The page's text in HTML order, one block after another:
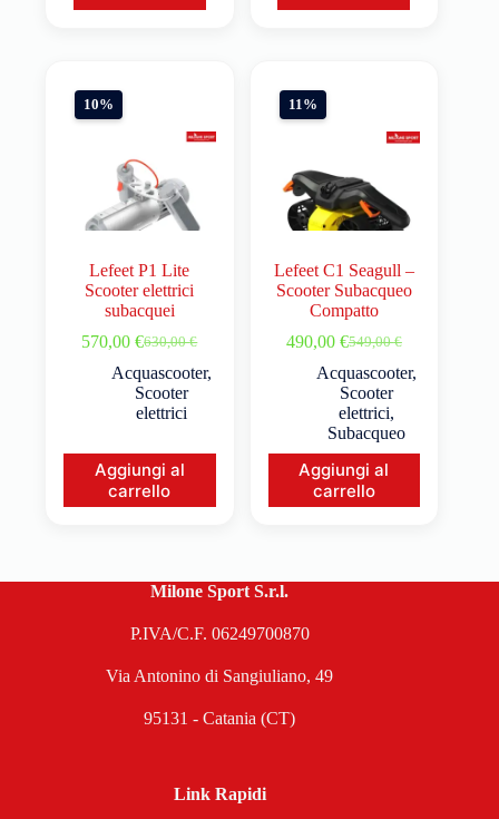
10%
Lefeet P1 Lite
Scooter elettrici
subacquei
630,00€
570,00€
Acquascooter,
Scooter
elettrici
Aggiungi al
carrello
11%
Lefeet C1 Seagull –
Scooter Subacqueo
Compatto
549,00€
490,00 €
Acquascooter,
Scooter
elettrici,
Subacqueo
Aggiungi al
carrello
Milone Sport S.r.l.
P.IVA/C.F. 06249700870
Via Antonino di Sangiuliano, 49
95131 - Catania (CT)
Link Rapidi